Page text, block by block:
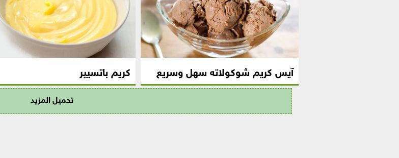
آيس كريم شوكولاته سهل وسريع كريم باتسيير
تحميل المزيد